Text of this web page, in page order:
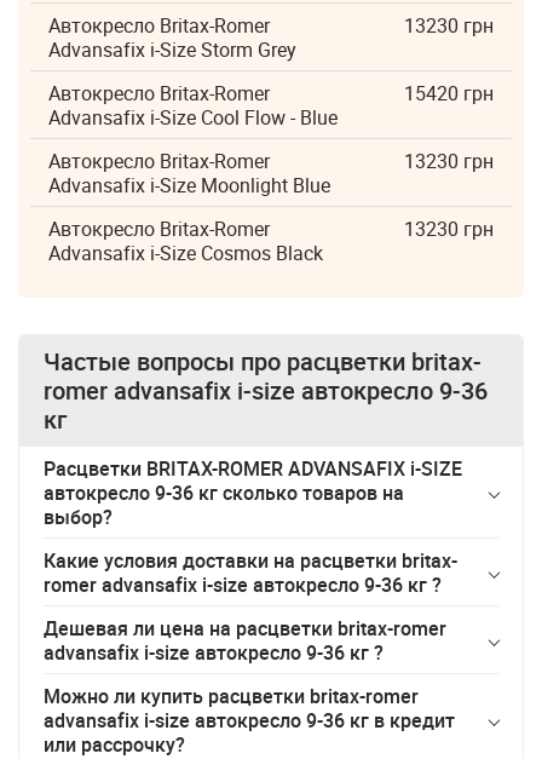
Автокресло Britax-Romer
Advansafix i-Size Storm Grey
13230 грн
Автокресло Britax-Romer
Advansafix i-Size Cool Flow - Blue
15420 грн
Автокресло Britax-Romer
Advansafix i-Size Moonlight Blue
13230 грн
Автокресло Britax-Romer
Advansafix i-Size Cosmos Black
13230 грн
Частые вопросы про расцветки britax-
romer advansafix i-size автокресло 9-36
кг
Расцветки BRITAX-ROMER ADVANSAFIX i-SIZE
автокресло 9-36 кг сколько товаров на
выбор?
Какие условия доставки на расцветки britax-
romer advansafix i-size автокресло 9-36 кг?
Дешевая ли цена на расцветки britax-romer
advansafix i-size автокресло 9-36 кг?
Можно ли купить расцветки britax-romer
advansafix i-size автокресло 9-36 кг в кредит
или рассрочку?